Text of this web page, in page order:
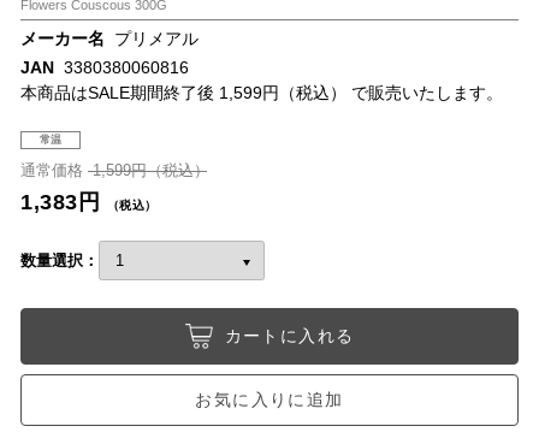
Flowers Couscous 300G
メーカー名
プリメアル
JAN 3380380060816
本商品はSALE期間終了後 1,599円（税込） で販売いたします。
常温
通常価格 1,599円（税込）
1,383円 （税込）
数量選択：
カートに入れる
お気に入りに追加